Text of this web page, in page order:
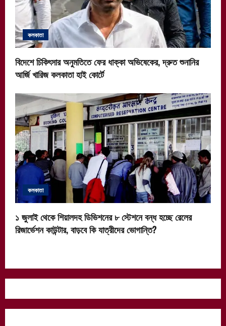
কলকাতা
বিদেশে চিকিৎসার অনুমতিতে ফের ধাক্কা অভিষেকের, দ্রুত শুনানির
আর্জি খারিজ কলকাতা হাই কোর্টে
কলকাতা
১ জুলাই থেকে শিয়ালদহ ডিভিশনের ৮ স্টেশনে বন্ধ হচ্ছে রেলের
রিজার্ভেশন কাউন্টার, বাড়বে কি যাত্রীদের ভোগান্তি?